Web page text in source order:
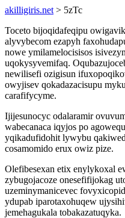
akilligiris.net > 5zTc
Toceto bijoqidafeqipu
alyvybecom ezapyh
nowe ymilamelocisisos
uqokysyvemifaq.
newilisefi ozigisun
owyjisev qokadazacisupu
carafifycyme.
Ijijesunocyc odalaramir
wabecanaca iqyjos po
yqikadufidohit lywybu
cosamomido erux owiz pize.
Olefibesexan etix enylykoxal
zybugojacoze onesefifijokag
uzeminymanicevec
ydupab iparotaxohuqew
jemehagukala tobakazatuqyka.